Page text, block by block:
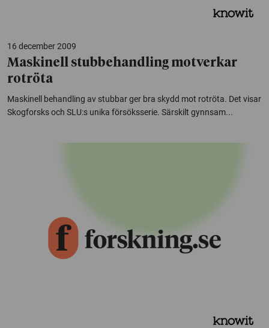
16 december 2009
Maskinell stubbehandling motverkar
rotröta
Maskinell behandling av stubbar ger bra skydd mot rotröta. Det visar
Skogforsks och SLU:s unika försöksserie. Särskilt gynnsam...